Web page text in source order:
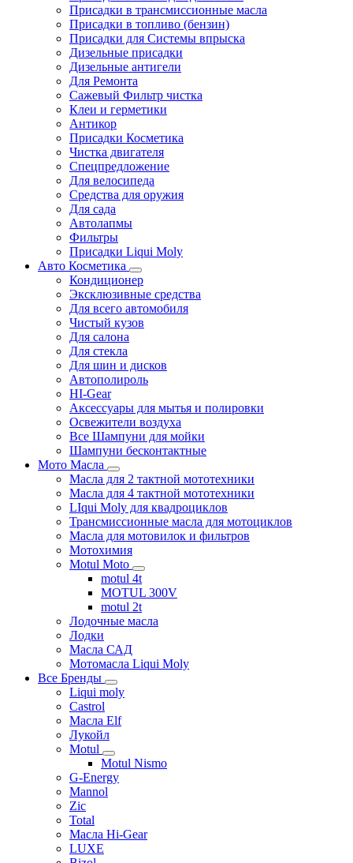
Присадки в трансмиссионные масла
Присадки в топливо (бензин)
Присадки для Системы впрыска
Дизельные присадки
Дизельные антигели
Для Ремонта
Сажевый Фильтр чистка
Клеи и герметики
Антикор
Присадки Косметика
Чистка двигателя
Спецпредложение
Для велосипеда
Средства для оружия
Для сада
Автолапмы
Фильтры
Присадки Liqui Moly
Авто Косметика
Кондиционер
Эксклюзивные средства
Для всего автомобиля
Чистый кузов
Для салона
Для стекла
Для шин и дисков
Автополироль
HI-Gear
Аксессуары для мытья и полировки
Освежители воздуха
Все Шампуни для мойки
Шампуни бесконтактные
Мото Масла
Масла для 2 тактной мототехники
Масла для 4 тактной мототехники
LIqui Moly для квадроциклов
Трансмиссионные масла для мотоциклов
Масла для мотовилок и фильтров
Мотохимия
Motul Moto
motul 4t
MOTUL 300V
motul 2t
Лодочные масла
Лодки
Масла САД
Мотомасла Liqui Moly
Все Бренды
Liqui moly
Castrol
Масла Elf
Лукойл
Motul
Motul Nismo
G-Energy
Mannol
Zic
Total
Масла Hi-Gear
LUXE